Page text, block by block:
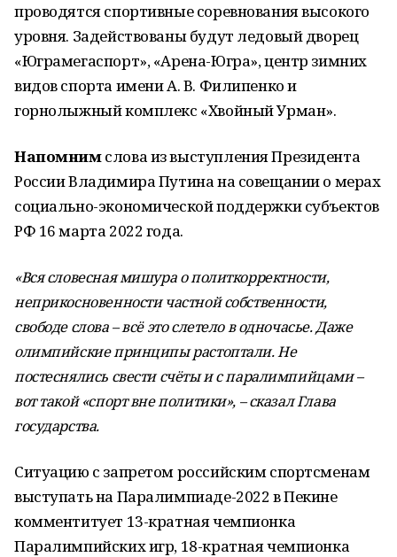
проводятся спортивные соревнования высокого
уровня. Задействованы будут ледовый дворец
«Юграмегаспорт», «Арена-Югра», центр зимних
видов спорта имени А. В. Филипенко и
горнолыжный комплекс «Хвойный Урман».
Напомнимслова из выступления Президента
России Владимира Путина на совещании о мерах
социально-экономической поддержки субъектов
РФ 16 марта 2022 года.
«Вся словесная мишура о политкорректности,
неприкосновенности частной собственности,
свободе слова – всё это слетело в одночасье. Даже
олимпийские принципы растоптали. Не
постеснялись свести счёты и с паралимпийцами –
вот такой «спорт вне политики», – сказал Глава
государства.
Ситуацию с запретом российским спортсменам
выступать на Паралимпиаде-2022 в Пекине
комментитует 13-кратная чемпионка
Паралимпийских игр, 18-кратная чемпионка